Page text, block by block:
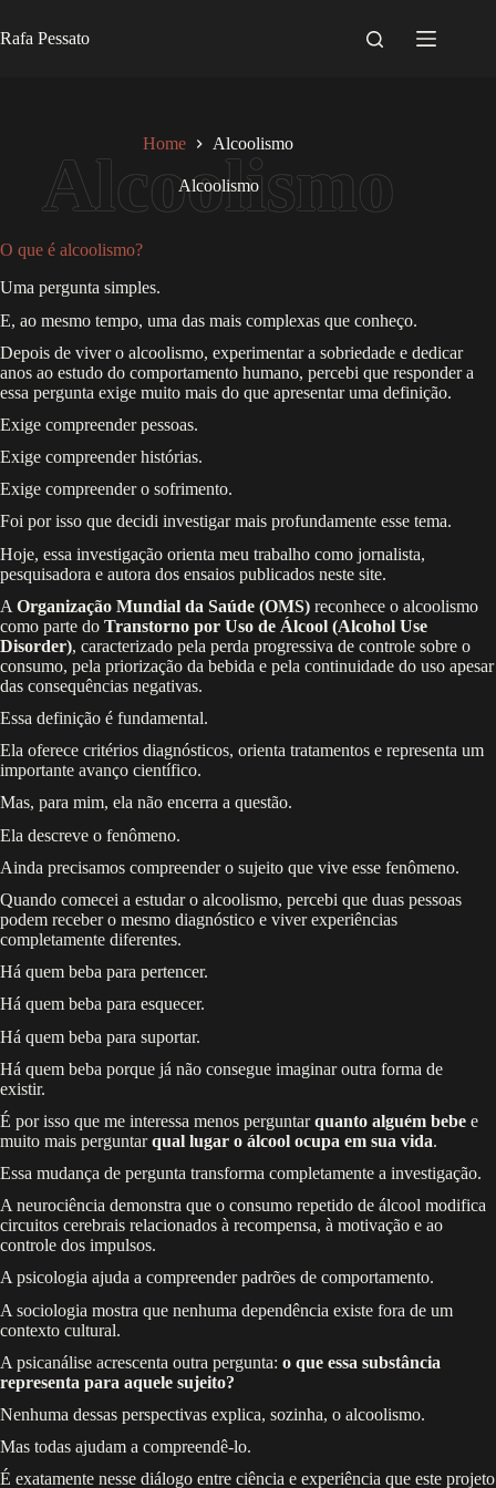
para
o
Rafa Pessato
Home Alcoolismo
Alcoolismo
O que é alcoolismo?
Uma pergunta simples.
E, ao mesmo tempo, uma das mais complexas que conheço.
Depois de viver o alcoolismo, experimentar a sobriedade e dedicar
anos ao estudo do comportamento humano, percebi que responder a
essa pergunta exige muito mais do que apresentar uma definição.
Exige compreender pessoas.
Exige compreender histórias.
Exige compreender o sofrimento.
Foi por isso que decidi investigar mais profundamente esse tema.
Hoje, essa investigação orienta meu trabalho como jornalista,
pesquisadora e autora dos ensaios publicados neste site.
A Organização Mundial da Saúde (OMS) reconhece o alcoolismo
como parte do Transtorno por Uso de Álcool (Alcohol Use
Disorder), caracterizado pela perda progressiva de controle sobre o
consumo, pela priorização da bebida e pela continuidade do uso apesar
das consequências negativas.
Essa definição é fundamental.
Ela oferece critérios diagnósticos, orienta tratamentos e representa um
importante avanço científico.
Mas, para mim, ela não encerra a questão.
Ela descreve o fenômeno.
Ainda precisamos compreender o sujeito que vive esse fenômeno.
Quando comecei a estudar o alcoolismo, percebi que duas pessoas
podem receber o mesmo diagnóstico e viver experiências
completamente diferentes.
Há quem beba para pertencer.
Há quem beba para esquecer.
Há quem beba para suportar.
Há quem beba porque já não consegue imaginar outra forma de
existir.
É por isso que me interessa menos perguntarquanto alguém bebe e
muito mais perguntarqual lugar o álcool ocupa em sua vida.
Essa mudança de pergunta transforma completamente a investigação.
A neurociência demonstra que o consumo repetido de álcool modifica
circuitos cerebrais relacionados à recompensa, à motivação e ao
controle dos impulsos.
A psicologia ajuda a compreender padrões de comportamento.
A sociologia mostra que nenhuma dependência existe fora de um
contexto cultural.
A psicanálise acrescenta outra pergunta: o que essa substância
representa para aquele sujeito?
Nenhuma dessas perspectivas explica, sozinha, o alcoolismo.
Mas todas ajudam a compreendê-lo.
É exatamente nesse diálogo entre ciência e experiência que este projeto